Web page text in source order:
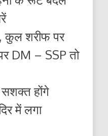
, कुल शरीफ पर
DM – SSP तो
होंगे
में लगा